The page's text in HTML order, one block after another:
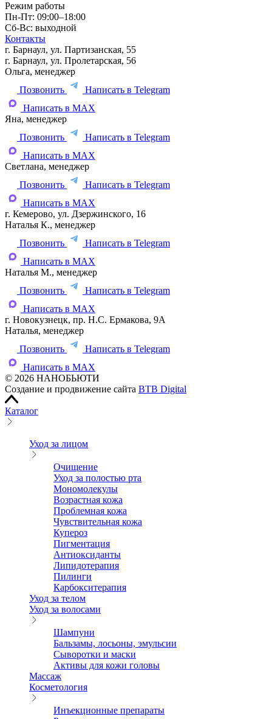
Режим работы
Пн-Пт: 09:00–18:00
Сб-Вс: выходной
Контакты
г. Барнаул, ул. Партизанская, 55
г. Барнаул, ул. Пролетарская, 56
Ольга, менеджер
Позвонить
Написать в Telegram
Написать в MAX
Яна, менеджер
Позвонить
Написать в Telegram
Написать в MAX
Светлана, менеджер
Позвонить
Написать в Telegram
Написать в MAX
г. Кемерово, ул. Дзержинского, 16
Наталья К., менеджер
Позвонить
Написать в Telegram
Написать в MAX
Наталья М., менеджер
Позвонить
Написать в Telegram
Написать в MAX
г. Новокузнецк, пр. Н.С. Ермакова, 9А
Наталья, менеджер
Позвонить
Написать в Telegram
Написать в MAX
© 2026 НАНОБЬЮТИ
Создание и продвижение сайта BTB Digital
Каталог
Уход за лицом
Очищение
Уход за полостью рта
Мономолекулы
Возрастная кожа
Проблемная кожа
Чувствительная кожа
Купероз
Пигментация
Антиоксиданты
Липидотерапия
Пилинги
Карбокситерапия
Уход за телом
Уход за волосами
Шампуни
Бальзамы, лосьоны, эмульсии
Сыворотки и маски
Активы для кожи головы
Массаж
Косметология
Инъекционные препараты